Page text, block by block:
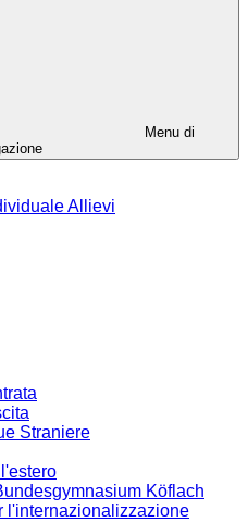
Menu di
Allievi
Straniere
Köflach
l'internazionalizzazione